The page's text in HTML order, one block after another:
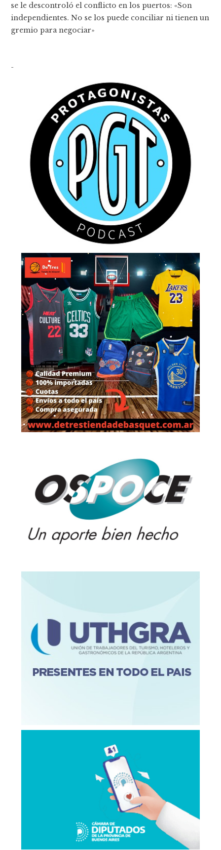
se le descontroló el conflicto en los puertos: «Son
independientes. No se los puede conciliar ni tienen un
gremio para negociar»
-